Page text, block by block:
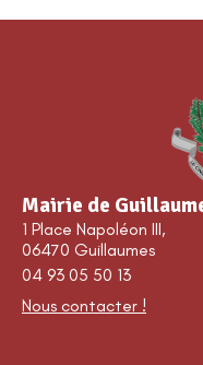
Mairie de
1 Place Napoléon III,
06470 Guillaumes
04 93 05 50 13
Nous contacter !